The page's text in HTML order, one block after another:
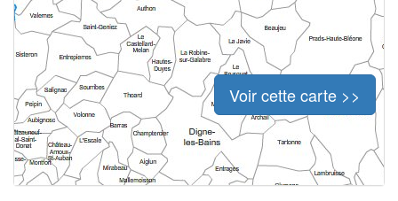
Voir cette carte >>